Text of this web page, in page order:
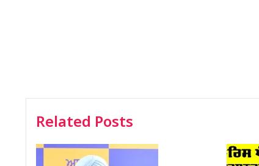
Related Posts